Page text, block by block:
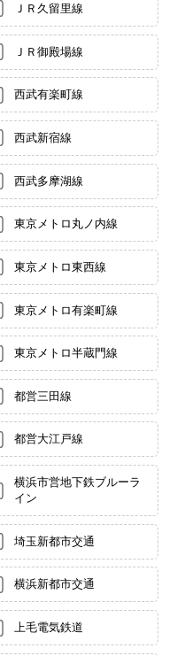
ＪＲ久留里線
ＪＲ御殿場線
西武有楽町線
西武新宿線
西武多摩湖線
東京メトロ丸ノ内線
東京メトロ東西線
東京メトロ有楽町線
東京メトロ半蔵門線
都営三田線
都営大江戸線
横浜市営地下鉄ブルーラ
イン
埼玉新都市交通
横浜新都市交通
上毛電気鉄道